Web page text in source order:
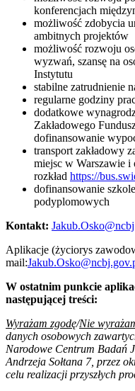
konferencjach
możliwość zdobycia
ambitnych projektów
możliwość rozwoju
wyzwań, szansę na
Instytutu
stabilne zatrudnienie
regularne godziny
dodatkowe
Zakładowego
dofinansowanie
transport zakładowy
miejsc w Warszawie i
rozkład https://
dofinansowanie
podyplomowych
Kontakt:
Aplikacje (życiorys
mail:
W ostatnim punkcie
następującej treści:
Wyrażam zgodę/Nie
danych osobowych
Narodowe Centrum Badań
Andrzeja Sołtana 7, przez
celu realizacji przyszłych